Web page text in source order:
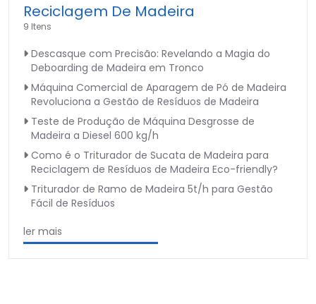
Reciclagem De Madeira
9 Itens
Descasque com Precisão: Revelando a Magia do
Deboarding de Madeira em Tronco
Máquina Comercial de Aparagem de Pó de Madeira
Revoluciona a Gestão de Resíduos de Madeira
Teste de Produção de Máquina Desgrosse de
Madeira a Diesel 600 kg/h
Como é o Triturador de Sucata de Madeira para
Reciclagem de Resíduos de Madeira Eco-friendly?
Triturador de Ramo de Madeira 5t/h para Gestão
Fácil de Resíduos
ler mais